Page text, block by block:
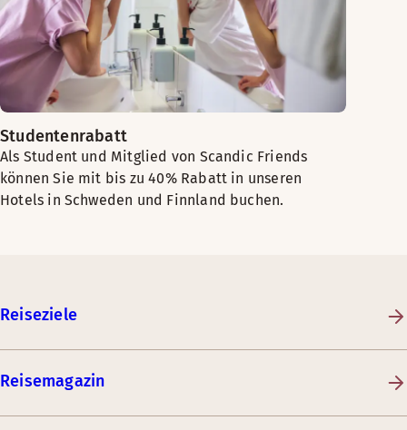
Studentenrabatt
Als Student und Mitglied von Scandic Friends
können Sie mit bis zu 40% Rabatt in unseren
Hotels in Schweden und Finnland buchen.
Reiseziele
Reisemagazin